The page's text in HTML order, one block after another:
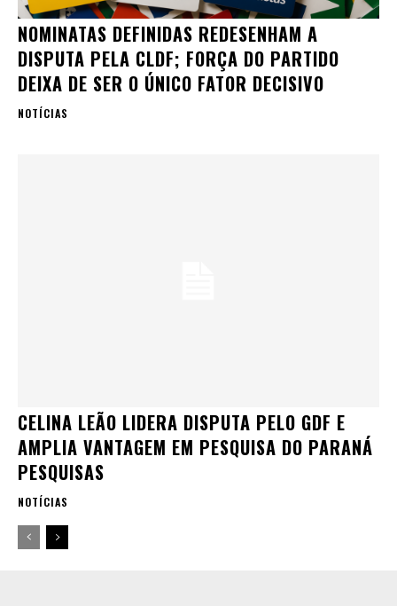
NOMINATAS DEFINIDAS REDESENHAM A
DISPUTA PELA CLDF; FORÇA DO PARTIDO
DEIXA DE SER O ÚNICO FATOR DECISIVO
NOTÍCIAS
CELINA LEÃO LIDERA DISPUTA PELO GDF E
AMPLIA VANTAGEM EM PESQUISA DO PARANÁ
PESQUISAS
NOTÍCIAS